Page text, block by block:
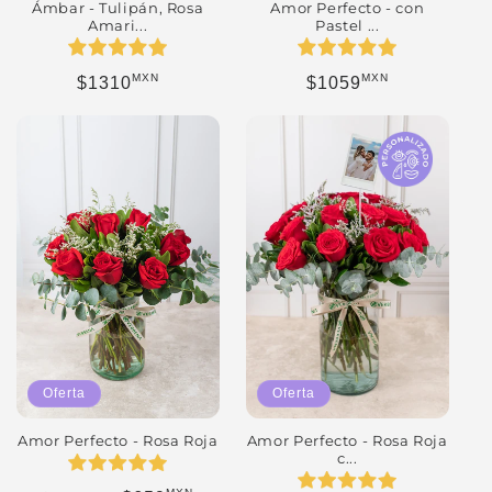
Ámbar - Tulipán, Rosa
Amari...
Precio habitual
$1310MXN
Amor Perfecto - con
Pastel ...
Precio habitual
$1059MXN
Oferta
Amor Perfecto - Rosa Roja
Oferta
Amor Perfecto - Rosa Roja
c...